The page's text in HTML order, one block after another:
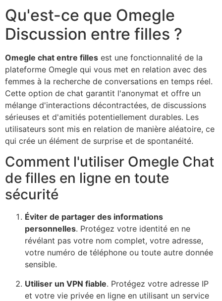
Qu'est-ce que Omegle
Discussion entre filles ?
Omegle chat entre filles est une fonctionnalité de la
plateforme Omegle qui vous met en relation avec des
femmes à la recherche de conversations en temps réel.
Cette option de chat garantit l'anonymat et offre un
mélange d'interactions décontractées, de discussions
sérieuses et d'amitiés potentiellement durables. Les
utilisateurs sont mis en relation de manière aléatoire, ce
qui crée un élément de surprise et de spontanéité.
Comment l'utiliser Omegle Chat
de filles en ligne en toute
sécurité
Éviter de partager des informations
personnelles. Protégez votre identité en ne
révélant pas votre nom complet, votre adresse,
votre numéro de téléphone ou toute autre donnée
sensible.
Utiliser un VPN fiable. Protégez votre adresse IP
et votre vie privée en ligne en utilisant un service